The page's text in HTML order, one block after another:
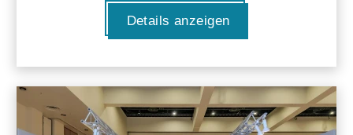
Details anzeigen